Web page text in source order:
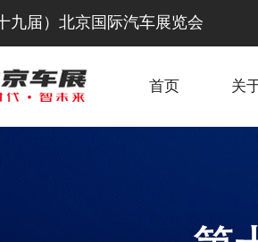
九届）北京国际汽车展览会
首页 关